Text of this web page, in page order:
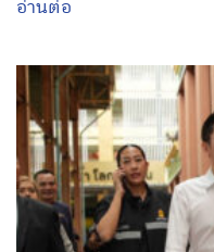
อ่านต่อ